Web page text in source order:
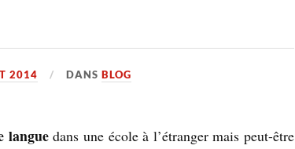
2014 DANSBLOG
languedans une école à l’étranger mais peut-être